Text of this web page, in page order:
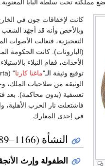
مملكته تحت سلطة البابا المعنوية.
كانت لإخفاقات جون في
وبالأخص وأنه قد أجهَد الشعب
التعجيزية، فتعالت الأصوات
(البارونات). كانت الحكومة
الأحداث، فقام النبلاء
توقيع وثيقة الـ"ماغنا كارتا
الوثيقة من صلاحيات الملك،
تعسفية (بدون محاكمة). بعد
فاشتعلت نار الحرب
في إحدى المعارك.
النشأة (1166–1189)
الطفولة وإرث